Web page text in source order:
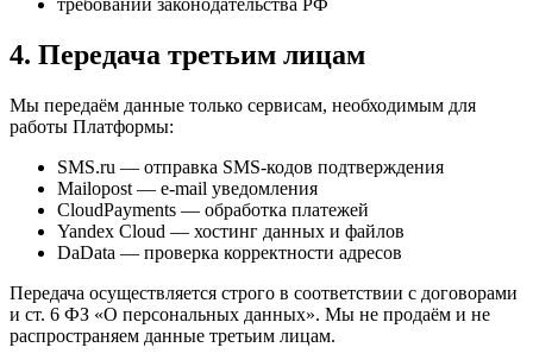
требований законодательства РФ
4. Передача третьим лицам
Мы передаём данные только сервисам, необходимым для
работы Платформы:
SMS.ru — отправка SMS-кодов подтверждения
Mailopost — e-mail уведомления
CloudPayments — обработка платежей
Yandex Cloud — хостинг данных и файлов
DaData — проверка корректности адресов
Передача осуществляется строго в соответствии с договорами
и ст. 6 ФЗ «О персональных данных». Мы не продаём и не
распространяем данные третьим лицам.